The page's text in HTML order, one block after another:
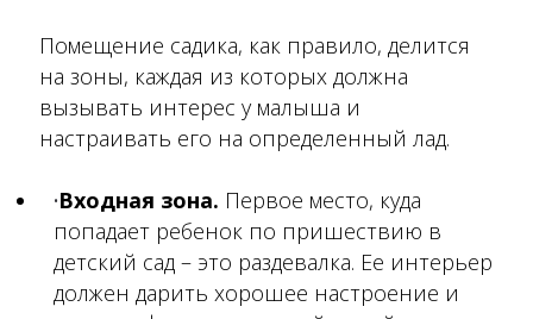
Помещение садика, как правило, делится
на зоны, каждая из которых должна
вызывать интерес у малыша и
настраивать его на определенный лад.
Входная зона. Первое место, куда
попадает ребенок по пришествию в
детский сад – это раздевалка. Ее интерьер
должен дарить хорошее настроение и